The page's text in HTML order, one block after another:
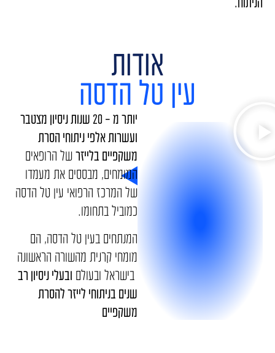
הניתוח.
אודות
עין טל הדסה
יותר מ – 20 שנות ניסיון מצטבר
ועשרות אלפי ניתוחי הסרת
משקפיים בלייזר של הרופאים
המומחים, מבססים את מעמדו
של המרכז הרפואי עין טל הדסה
כמוביל בתחומו.
המנתחים בעין טל הדסה, הם
מומחי קרנית מהשורה הראשונה
בישראל ובעולם ובעלי ניסיון רב
שנים בניתוחי לייזר להסרת
משקפיים